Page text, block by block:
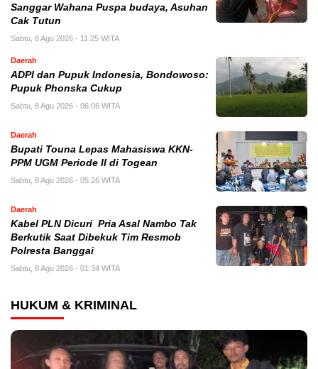
Sanggar Wahana Puspa budaya, Asuhan
Cak Tutun
Sabtu, 8 Agu 2026 - 11:25 WITA
Daerah
ADPI dan Pupuk Indonesia, Bondowoso:
Pupuk Phonska Cukup
Sabtu, 8 Agu 2026 - 06:06 WITA
Daerah
Bupati Touna Lepas Mahasiswa KKN-
PPM UGM Periode II di Togean
Sabtu, 8 Agu 2026 - 05:26 WITA
Daerah
Kabel PLN Dicuri Pria Asal Nambo Tak
Berkutik Saat Dibekuk Tim Resmob
Polresta Banggai
Sabtu, 8 Agu 2026 - 01:34 WITA
HUKUM & KRIMINAL